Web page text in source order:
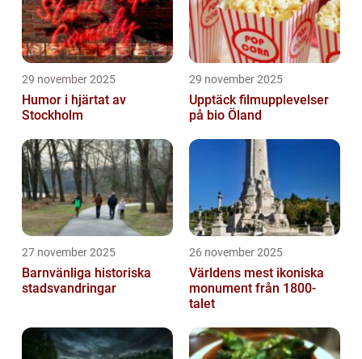
29 november 2025
Humor i hjärtat av
Stockholm
29 november 2025
Upptäck filmupplevelser
på bio Öland
27 november 2025
Barnvänliga historiska
stadsvandringar
26 november 2025
Världens mest ikoniska
monument från 1800-
talet